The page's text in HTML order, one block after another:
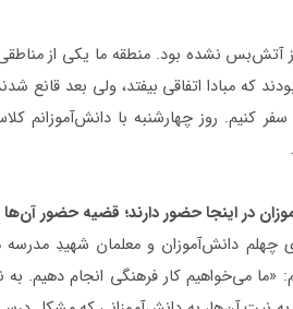
آتش‌بس نشده بود. منطقه ما یکی از
که مبادا اتفاقی بیفتد، ولی بعد قانع
کنیم. روز چهارشنبه با دانش‌آموزانم
در اینجا حضور دارند؛ قضیه حضور
دانش‌آموزان و معلمان شهیدِ مدرسه‌
می‌خواهیم کار فرهنگی انجام دهیم. به